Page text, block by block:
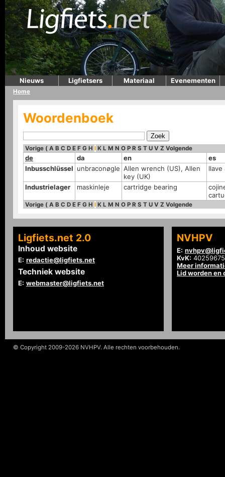
Nieuws Ligfietsers Materiaal Evenementen
Home
Woordenboek
Vorige ( A B C D E F G H I K L M N O P R S T U V Z Volgende
de da en
es
Inbusschlüssel unbraconøgle Allen wrench (US), Allen
key (UK)
llave
Industrielager maskinleje cartridge bearing
Vorige ( A B C D E F G H I K L M N O P R S T U V Z Volgende
Ligfiets.net 2.0
Inhoud website
E: redactie@ligfiets.net
Techniek website
E: webmaster@ligfiets.net
NVHPV
E:
KvK: 40259675
Meer
Lid worden en
© Copyright 2009-2026 NVHPV. Alle rechten voorbehouden.